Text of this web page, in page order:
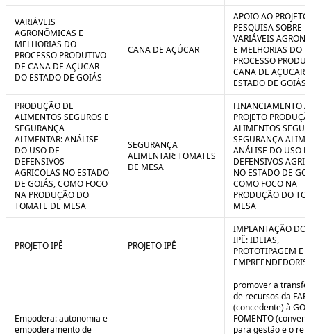
VARIÁVEIS
AGRONÔMICAS E
MELHORIAS DO
PROCESSO PRODUTIVO
DE CANA DE AÇUCAR
DO ESTADO DE GOIÁS
CANA DE AÇÚCAR
APOIO AO
PESQUISA SOBRE
VARIÁVEIS
E MELHORIAS DO
PROCESSO
CANA DE AÇUCAR
ESTADO DE GOIÁS
PRODUÇÃO DE
ALIMENTOS SEGUROS E
SEGURANÇA
ALIMENTAR: ANÁLISE
DO USO DE
DEFENSIVOS
AGRICOLAS NO ESTADO
DE GOIÁS, COMO FOCO
NA PRODUÇÃO DO
TOMATE DE MESA
SEGURANÇA
ALIMENTAR: TOMATES
DE MESA
FINANCIAMENTO
PROJETO
ALIMENTOS
SEGURANÇA
ANÁLISE DO USO
DEFENSIVOS
NO ESTADO DE
COMO FOCO NA
PRODUÇÃO DO
MESA
PROJETO IPÊ PROJETO IPÊ
IMPLANTAÇÃO DO
IPÊ: IDEIAS,
PROTOTIPAGEM E
Empodera: autonomia e
empoderamento de
promover a
de recursos da
(concedente) à
FOMENTO
para gestão e o